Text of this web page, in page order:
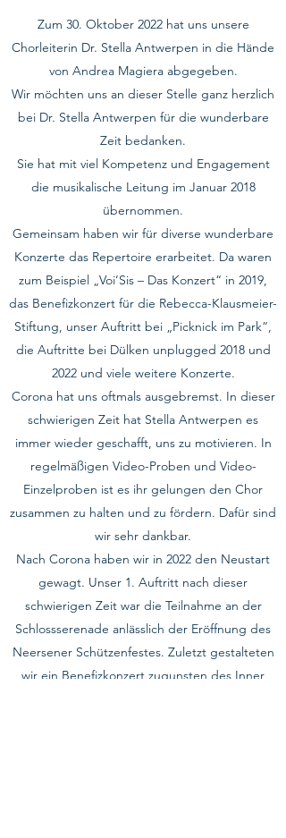
Zum 30. Oktober 2022 hat uns unsere
Chorleiterin Dr. Stella Antwerpen in die Hände
von Andrea Magiera abgegeben.
Wir möchten uns an dieser Stelle ganz herzlich
bei Dr. Stella Antwerpen für die wunderbare
Zeit bedanken.
Sie hat mit viel Kompetenz und Engagement
die musikalische Leitung im Januar 2018
übernommen.
Gemeinsam haben wir für diverse wunderbare
Konzerte das Repertoire erarbeitet. Da waren
zum Beispiel „Voi’Sis – Das Konzert“ in 2019,
das Benefizkonzert für die Rebecca-Klausmeier-
Stiftung, unser Auftritt bei „Picknick im Park“,
die Auftritte bei Dülken unplugged 2018 und
2022 und viele weitere Konzerte.
Corona hat uns oftmals ausgebremst. In dieser
schwierigen Zeit hat Stella Antwerpen es
immer wieder geschafft, uns zu motivieren. In
regelmäßigen Video-Proben und Video-
Einzelproben ist es ihr gelungen den Chor
zusammen zu halten und zu fördern. Dafür sind
wir sehr dankbar.
Nach Corona haben wir in 2022 den Neustart
gewagt. Unser 1. Auftritt nach dieser
schwierigen Zeit war die Teilnahme an der
Schlossserenade anlässlich der Eröffnung des
Neersener Schützenfestes. Zuletzt gestalteten
wir ein Benefizkonzert zugunsten des Inner